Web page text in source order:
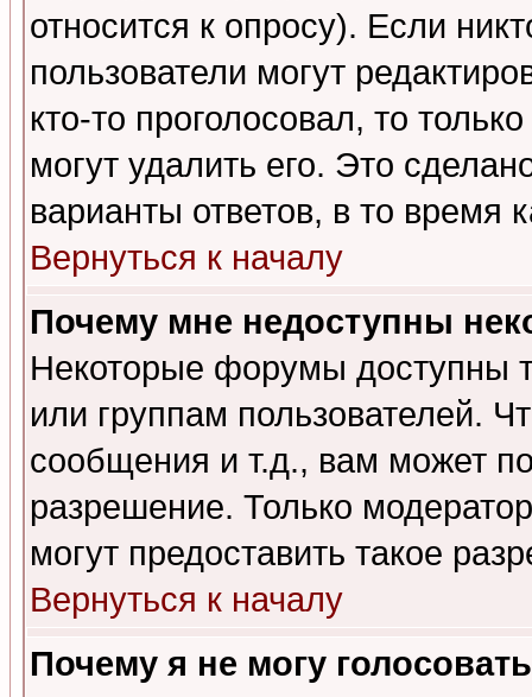
относится к опросу). Если
пользователи могут
кто-то проголосовал, то
могут удалить его. Это
варианты ответов, в то время
Вернуться к началу
Почему мне недоступны
Некоторые форумы доступны
или группам пользователей.
сообщения и т.д., вам может
разрешение. Только
могут предоставить такое
Вернуться к началу
Почему я не могу